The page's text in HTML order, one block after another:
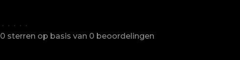
• • • • •
0 sterren op basis van 0 beoordelingen